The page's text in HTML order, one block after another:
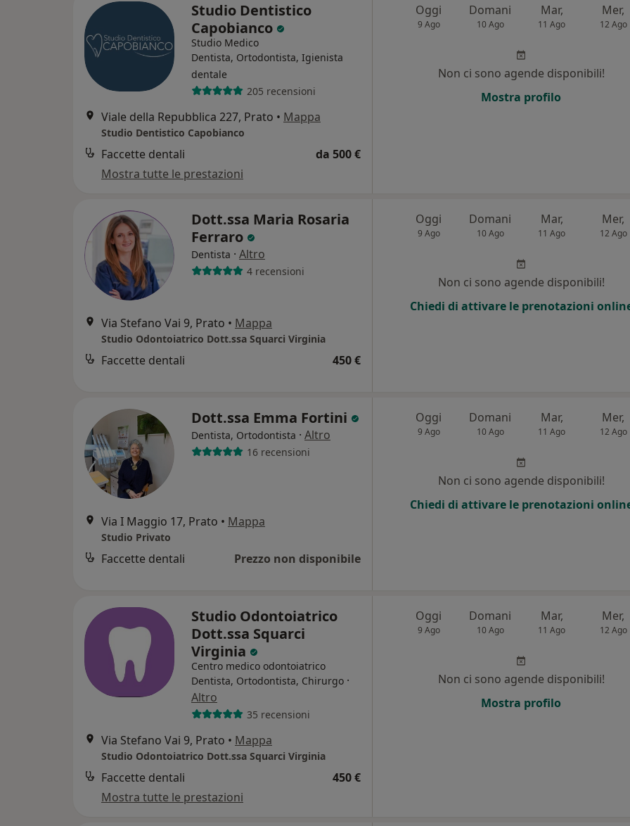
Studio Dentistico
Capobianco
Studio Medico
Dentista, Ortodontista, Igienista
dentale
205 recensioni
Viale della Repubblica 227, Prato • Mappa
Studio Dentistico Capobianco
Faccette dentali
da 500 €
Mostra tutte le prestazioni
Oggi
9 Ago
Domani
10 Ago
Mar,
11 Ago
Mer,
12 Ago
Non ci sono agende disponibili!
Mostra profilo
Dott.ssa Maria Rosaria
Ferraro
Dentista · Altro
4 recensioni
Via Stefano Vai 9, Prato • Mappa
Studio Odontoiatrico Dott.ssa Squarci Virginia
Faccette dentali 450 €
Oggi
9 Ago
Domani
10 Ago
Mar,
11 Ago
Mer,
12 Ago
Non ci sono agende disponibili!
Chiedi di attivare le prenotazioni
Dott.ssa Emma Fortini
Dentista, Ortodontista · Altro
16 recensioni
Via I Maggio 17, Prato • Mappa
Studio Privato
Faccette dentali Prezzo non disponibile
Oggi
9 Ago
Domani
10 Ago
Mar,
11 Ago
Mer,
12 Ago
Non ci sono agende disponibili!
Chiedi di attivare le prenotazioni
Studio Odontoiatrico
Dott.ssa Squarci
Virginia
Centro medico odontoiatrico
Dentista, Ortodontista, Chirurgo ·
Altro
35 recensioni
Via Stefano Vai 9, Prato • Mappa
Studio Odontoiatrico Dott.ssa Squarci Virginia
Faccette dentali
450 €
Mostra tutte le prestazioni
Oggi
9 Ago
Domani
10 Ago
Mar,
11 Ago
Mer,
12 Ago
Non ci sono agende disponibili!
Mostra profilo